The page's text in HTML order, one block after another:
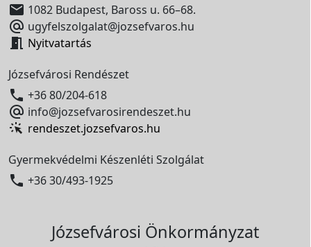
 1082 Budapest, Baross u. 66–68.
 ugyfelszolgalat@jozsefvaros.hu
 Nyitvatartás
Józsefvárosi Rendészet
 +36 80/204-618
 info@jozsefvarosirendeszet.hu
rendeszet.jozsefvaros.hu
Gyermekvédelmi Készenléti Szolgálat
 +36 30/493-1925
Józsefvárosi Önkormányzat